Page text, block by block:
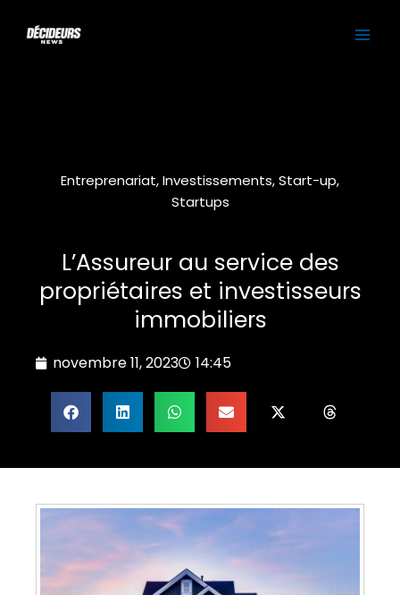
Entreprenariat,Investissements,Start-up,
Startups
L’Assureur au service des
propriétaires et investisseurs
immobiliers
novembre 11, 2023 14:45